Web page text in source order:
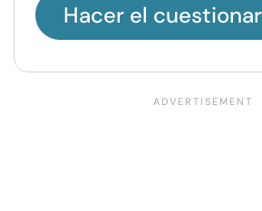
Hacer el